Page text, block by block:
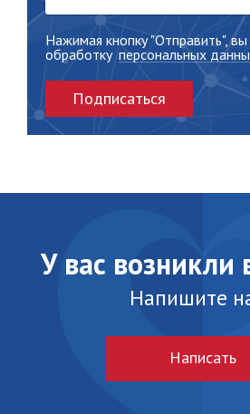
Нажимая кнопку "Отправить",
обработку персональных
Подписаться
У вас возникли
Напишите
Написать